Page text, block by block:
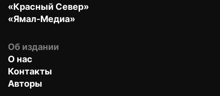
«Красный Север»
«Ямал-Медиа»
Об издании
О нас
Контакты
Авторы